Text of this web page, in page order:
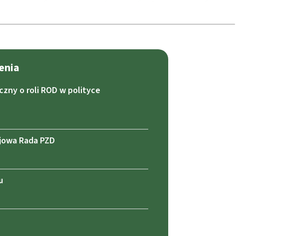
o roli ROD w polityce
Rada PZD